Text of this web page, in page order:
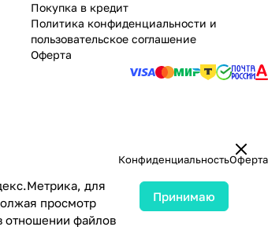
Покупка в кредит
Политика конфиденциальности и
пользовательское соглашение
Оферта
КонфиденциальностьОферта
для
просмотр
отношении файлов
Принимаю